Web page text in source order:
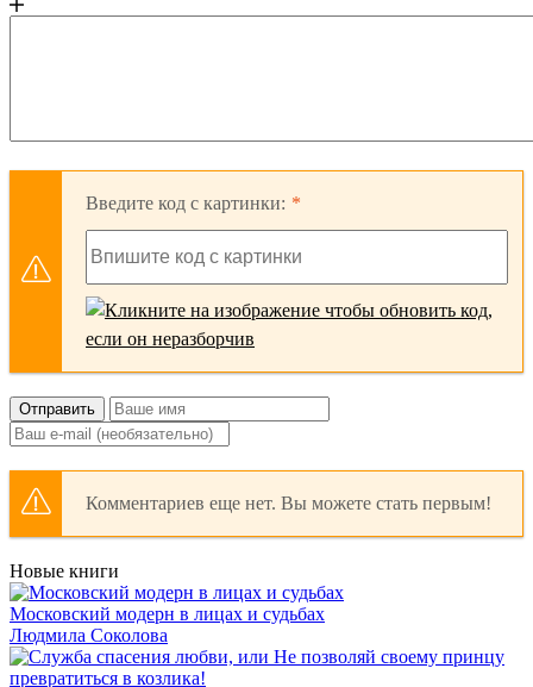
Введите код с картинки:
Отправить
Комментариев еще нет. Вы можете стать первым!
Новые книги
Московский модерн в лицах и судьбах
Людмила Соколова